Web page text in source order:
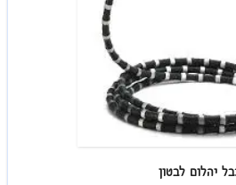
יהלום לבטון